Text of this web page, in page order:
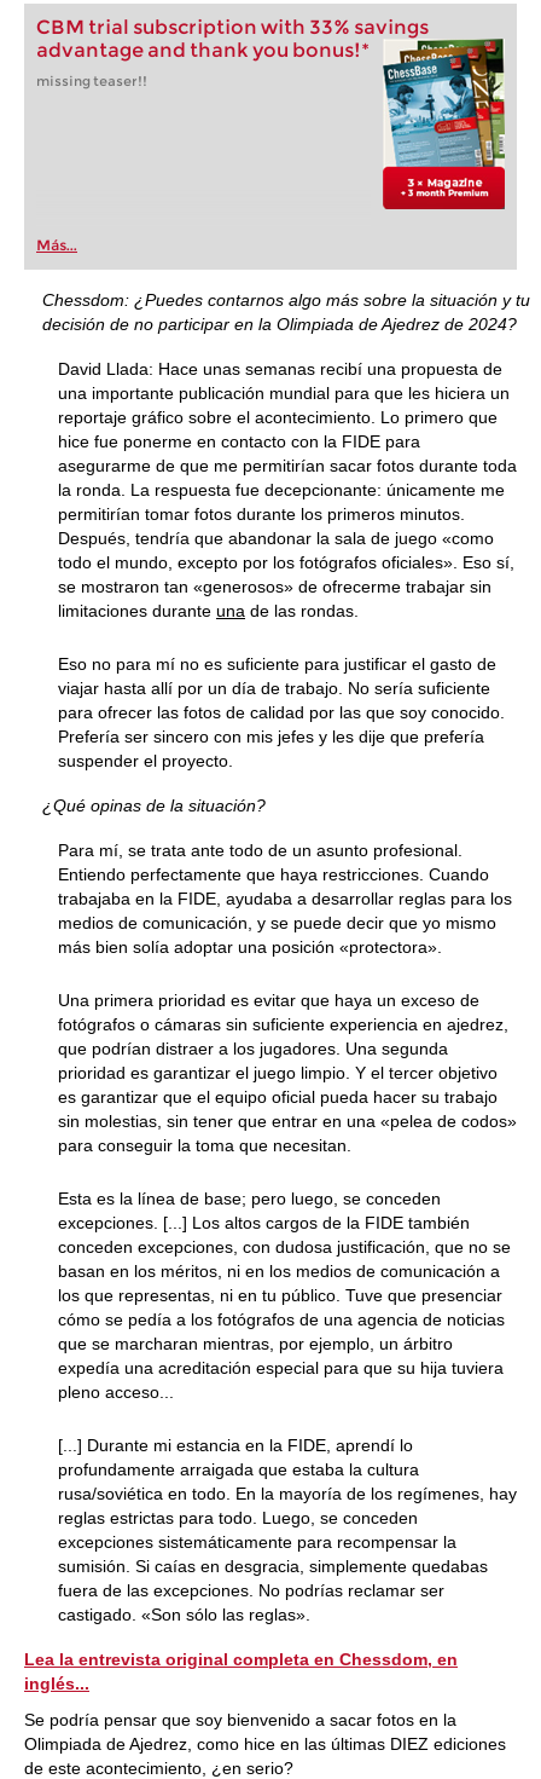
CBM trial subscription with 33% savings
advantage and thank you bonus!*
missing teaser!!
Más...
Chessdom: ¿Puedes contarnos algo más sobre la situación y tu
decisión de no participar en la Olimpiada de Ajedrez de 2024?
David Llada: Hace unas semanas recibí una propuesta de
una importante publicación mundial para que les hiciera un
reportaje gráfico sobre el acontecimiento. Lo primero que
hice fue ponerme en contacto con la FIDE para
asegurarme de que me permitirían sacar fotos durante toda
la ronda. La respuesta fue decepcionante: únicamente me
permitirían tomar fotos durante los primeros minutos.
Después, tendría que abandonar la sala de juego «como
todo el mundo, excepto por los fotógrafos oficiales». Eso sí,
se mostraron tan «generosos» de ofrecerme trabajar sin
limitaciones durante una de las rondas.
Eso no para mí no es suficiente para justificar el gasto de
viajar hasta allí por un día de trabajo. No sería suficiente
para ofrecer las fotos de calidad por las que soy conocido.
Prefería ser sincero con mis jefes y les dije que prefería
suspender el proyecto.
¿Qué opinas de la situación?
Para mí, se trata ante todo de un asunto profesional.
Entiendo perfectamente que haya restricciones. Cuando
trabajaba en la FIDE, ayudaba a desarrollar reglas para los
medios de comunicación, y se puede decir que yo mismo
más bien solía adoptar una posición «protectora».
Una primera prioridad es evitar que haya un exceso de
fotógrafos o cámaras sin suficiente experiencia en ajedrez,
que podrían distraer a los jugadores. Una segunda
prioridad es garantizar el juego limpio. Y el tercer objetivo
es garantizar que el equipo oficial pueda hacer su trabajo
sin molestias, sin tener que entrar en una «pelea de codos»
para conseguir la toma que necesitan.
Esta es la línea de base; pero luego, se conceden
excepciones. [...] Los altos cargos de la FIDE también
conceden excepciones, con dudosa justificación, que no se
basan en los méritos, ni en los medios de comunicación a
los que representas, ni en tu público. Tuve que presenciar
cómo se pedía a los fotógrafos de una agencia de noticias
que se marcharan mientras, por ejemplo, un árbitro
expedía una acreditación especial para que su hija tuviera
pleno acceso...
[...] Durante mi estancia en la FIDE, aprendí lo
profundamente arraigada que estaba la cultura
rusa/soviética en todo. En la mayoría de los regímenes, hay
reglas estrictas para todo. Luego, se conceden
excepciones sistemáticamente para recompensar la
sumisión. Si caías en desgracia, simplemente quedabas
fuera de las excepciones. No podrías reclamar ser
castigado. «Son sólo las reglas».
Lea la entrevista original completa en Chessdom, en
inglés...
Se podría pensar que soy bienvenido a sacar fotos en la
Olimpiada de Ajedrez, como hice en las últimas DIEZ ediciones
de este acontecimiento, ¿en serio?